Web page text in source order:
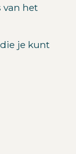
van het
je kunt